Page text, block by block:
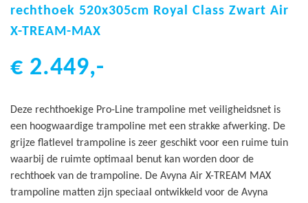
het
van
afbeeldingen-
rechthoek 520x305cm Royal Class Zwart Air
X-TREAM-MAX
€ 2.449,-
Deze rechthoekige Pro-Line trampoline met veiligheidsnet is
een hoogwaardige trampoline met een strakke afwerking. De
grijze flatlevel trampoline is zeer geschikt voor een ruime tuin
waarbij de ruimte optimaal benut kan worden door de
rechthoek van de trampoline. De Avyna Air X-TREAM MAX
trampoline matten zijn speciaal ontwikkeld voor de Avyna